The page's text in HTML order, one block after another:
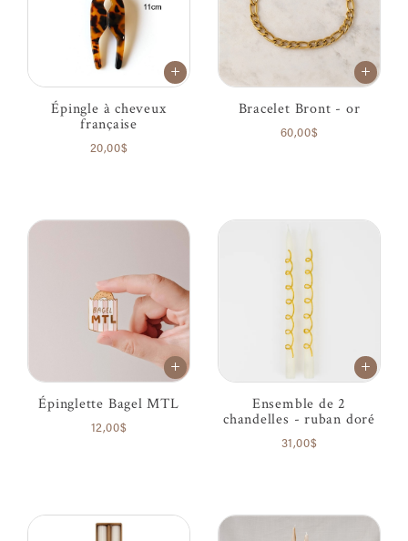
Épingle à cheveux
française
20,00$
Bracelet Bront - or
60,00$
Épinglette Bagel MTL
12,00$
Ensemble de 2
chandelles - ruban doré
31,00$